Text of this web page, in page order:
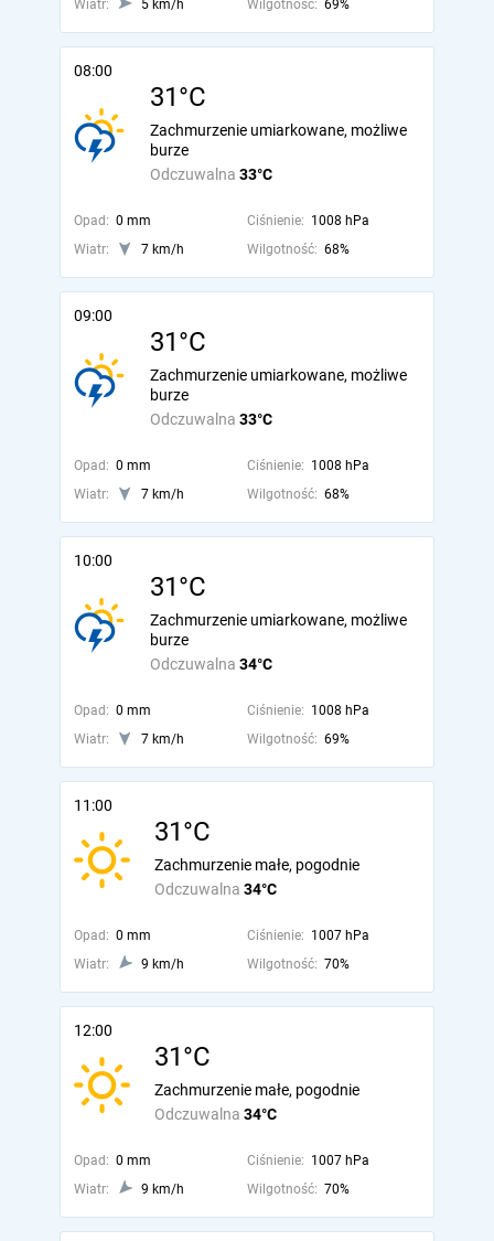
Wiatr: 5 km/h Wilgotność: 69%
08:00
31°C
Odczuwalna 33°C
Zachmurzenie umiarkowane, możliwe
burze
Opad: 0 mm Ciśnienie: 1008 hPa
Wiatr:
7 km/h Wilgotność: 68%
09:00
31°C
Odczuwalna 33°C
Zachmurzenie umiarkowane, możliwe
burze
Opad: 0 mm Ciśnienie: 1008 hPa
Wiatr:
7 km/h Wilgotność: 68%
10:00
31°C
Odczuwalna 34°C
Zachmurzenie umiarkowane, możliwe
burze
Opad: 0 mm Ciśnienie: 1008 hPa
Wiatr:
7 km/h Wilgotność: 69%
11:00
31°C
Odczuwalna 34°C
Zachmurzenie małe, pogodnie
Opad: 0 mm Ciśnienie: 1007 hPa
Wiatr:
9 km/h Wilgotność: 70%
12:00
31°C
Odczuwalna 34°C
Zachmurzenie małe, pogodnie
Opad: 0 mm Ciśnienie: 1007 hPa
Wiatr:
9 km/h Wilgotność: 70%